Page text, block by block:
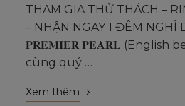
THAM GIA THỬ THÁCH –
– NHẬN NGAY 1 ĐÊM NGHỈ
𝐏𝐑𝐄𝐌𝐈𝐄𝐑 𝐏𝐄𝐀𝐑𝐋 (English
cùng quý …
Xem thêm